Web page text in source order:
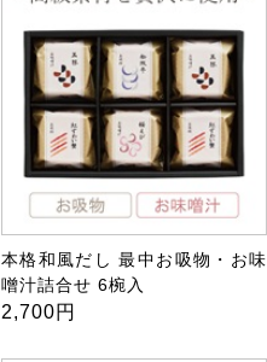
本格和風だし 最中お吸物・お味
噌汁詰合せ 6椀入
2,700円